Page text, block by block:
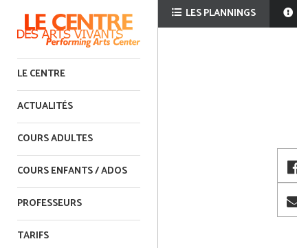
LE CENTRE
ACTUALITÉS
COURS ADULTES
COURS ENFANTS / ADOS
PROFESSEURS
TARIFS
LES PLANNINGS